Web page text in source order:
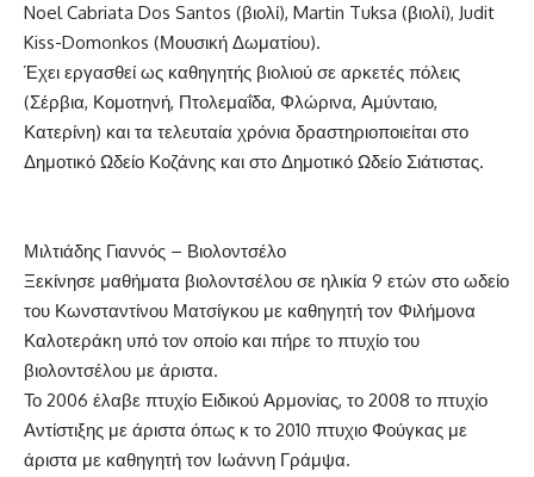
Noel Cabriata Dos Santos (βιολί), Martin Tuksa (βιολί), Judit
Kiss-Domonkos (Μουσική Δωματίου).
Έχει εργασθεί ως καθηγητής βιολιού σε αρκετές πόλεις
(Σέρβια, Κομοτηνή, Πτολεμαΐδα, Φλώρινα, Αμύνταιο,
Κατερίνη) και τα τελευταία χρόνια δραστηριοποιείται στο
Δημοτικό Ωδείο Κοζάνης και στο Δημοτικό Ωδείο Σιάτιστας.
Μιλτιάδης Γιαννός – Βιολοντσέλο
Ξεκίνησε μαθήματα βιολοντσέλου σε ηλικία 9 ετών στο ωδείο
του Κωνσταντίνου Ματσίγκου με καθηγητή τον Φιλήμονα
Καλοτεράκη υπό τον οποίο και πήρε το πτυχίο του
βιολοντσέλου με άριστα.
Το 2006 έλαβε πτυχίο Ειδικού Αρμονίας, το 2008 το πτυχίο
Αντίστιξης με άριστα όπως κ το 2010 πτυχιο Φούγκας με
άριστα με καθηγητή τον Ιωάννη Γράμψα.